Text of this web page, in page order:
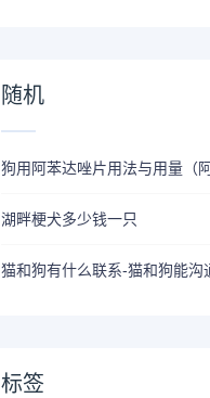
随机
湖畔梗犬多少钱一只
猫和狗有什么联系-猫和狗能沟
标签